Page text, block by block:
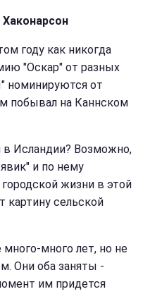
году как никогда
"Оскар" от разных
номинируются от
побывал на Каннском
в Исландии? Возможно,
и по нему
жизни в этой
картину сельской
много лет, но не
Они оба заняты -
им придется